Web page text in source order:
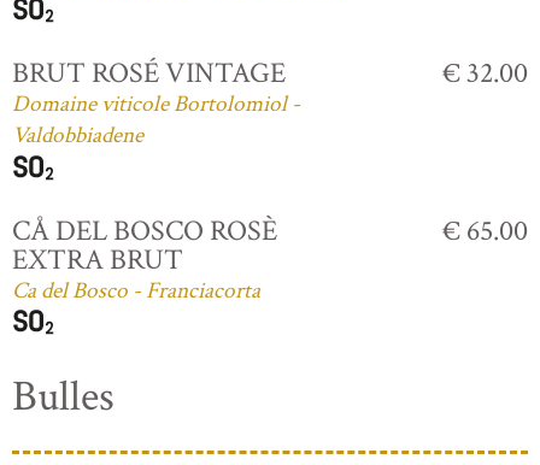
BRUT ROSÉ VINTAGE
Domaine viticole Bortolomiol -
Valdobbiadene
€ 32.00
CÅ DEL BOSCO ROSÈ
EXTRA BRUT
Ca del Bosco - Franciacorta
€ 65.00
Bulles